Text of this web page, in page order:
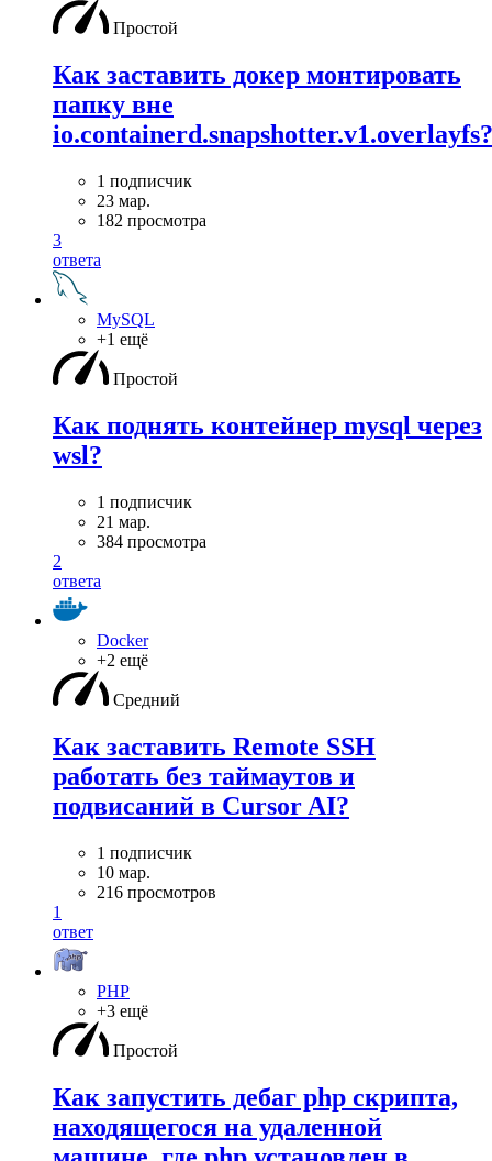
Простой
Как заставить докер монтировать
папку вне
io.containerd.snapshotter.v1.overlayfs?
1 подписчик
23 мар.
182 просмотра
3
ответа
MySQL
+1 ещё
Простой
Как поднять контейнер mysql через
wsl?
1 подписчик
21 мар.
384 просмотра
2
ответа
Docker
+2 ещё
Средний
Как заставить Remote SSH
работать без таймаутов и
подвисаний в Cursor AI?
1 подписчик
10 мар.
216 просмотров
1
ответ
PHP
+3 ещё
Простой
Как запустить дебаг php скрипта,
находящегося на удаленной